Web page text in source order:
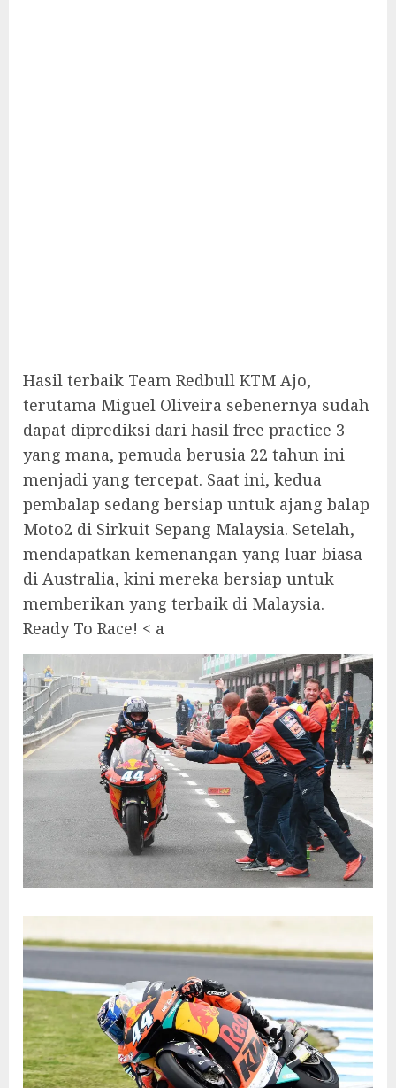
Hasil terbaik Team Redbull KTM Ajo,
terutama Miguel Oliveira sebenernya sudah
dapat diprediksi dari hasil free practice 3
yang mana, pemuda berusia 22 tahun ini
menjadi yang tercepat. Saat ini, kedua
pembalap sedang bersiap untuk ajang balap
Moto2 di Sirkuit Sepang Malaysia. Setelah,
mendapatkan kemenangan yang luar biasa
di Australia, kini mereka bersiap untuk
memberikan yang terbaik di Malaysia.
Ready To Race! < a